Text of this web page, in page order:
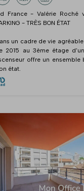
France - Valérie
- TRÈS BON ÉTAT
un cadre de vie
2015 au 3ème étage
offre un ensemble
état.